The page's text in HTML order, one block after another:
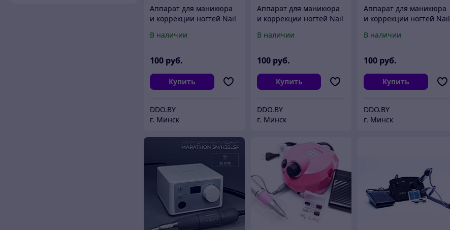
Аппарат для маникюра
и коррекции ногтей Nail
В наличии
100 руб.
Купить
DDO.BY
г. Минск
Аппарат для маникюра
и коррекции ногтей Nail
В наличии
100 руб.
Купить
DDO.BY
г. Минск
Аппарат для маникюра
и коррекции ногтей Nail
В наличии
100 руб.
Купить
DDO.BY
г. Минск